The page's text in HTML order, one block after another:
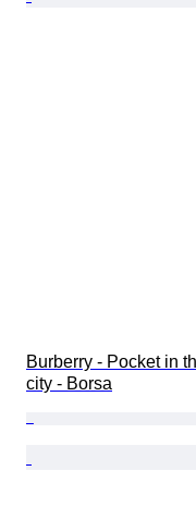
Burberry - Pocket in
city - Borsa